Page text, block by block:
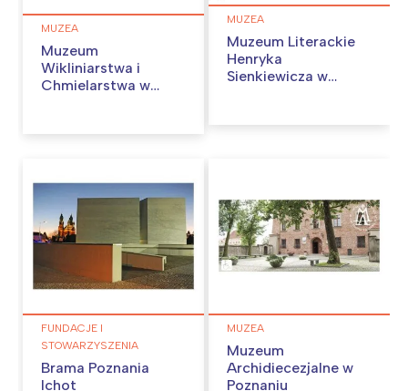
MUZEA
Muzeum
Wikliniarstwa i
Chmielarstwa w
MUZEA
Muzeum Literackie
Henryka
Sienkiewicza w
FUNDACJE I
STOWARZYSZENIA
Brama Poznania
Ichot
MUZEA
Muzeum
Archidiecezjalne w
Poznaniu